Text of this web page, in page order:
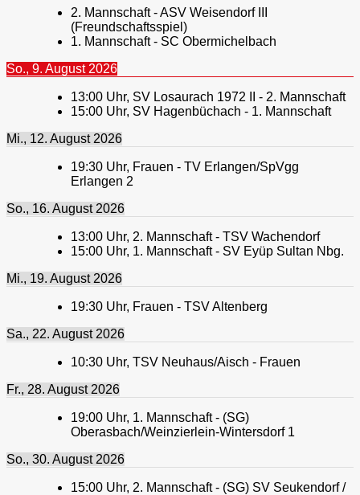
2. Mannschaft - ASV Weisendorf III
(Freundschaftsspiel)
1. Mannschaft - SC Obermichelbach
So., 9. August 2026
13:00 Uhr, SV Losaurach 1972 II - 2. Mannschaft
15:00 Uhr, SV Hagenbüchach - 1. Mannschaft
Mi., 12. August 2026
19:30 Uhr, Frauen - TV Erlangen/SpVgg
Erlangen 2
So., 16. August 2026
13:00 Uhr, 2. Mannschaft - TSV Wachendorf
15:00 Uhr, 1. Mannschaft - SV Eyüp Sultan Nbg.
Mi., 19. August 2026
19:30 Uhr, Frauen - TSV Altenberg
Sa., 22. August 2026
10:30 Uhr, TSV Neuhaus/Aisch - Frauen
Fr., 28. August 2026
19:00 Uhr, 1. Mannschaft - (SG)
Oberasbach/Weinzierlein-Wintersdorf 1
So., 30. August 2026
15:00 Uhr, 2. Mannschaft - (SG) SV Seukendorf /